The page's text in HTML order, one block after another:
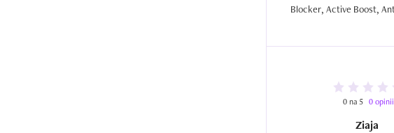
0 na 5 0 opinii
Ziaja